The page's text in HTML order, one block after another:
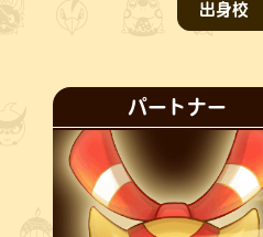
出身校
パートナー